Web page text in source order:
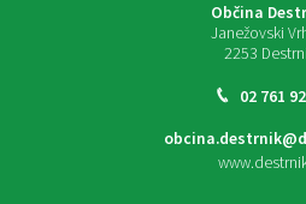
Občina
Janežovski
2253
02 761